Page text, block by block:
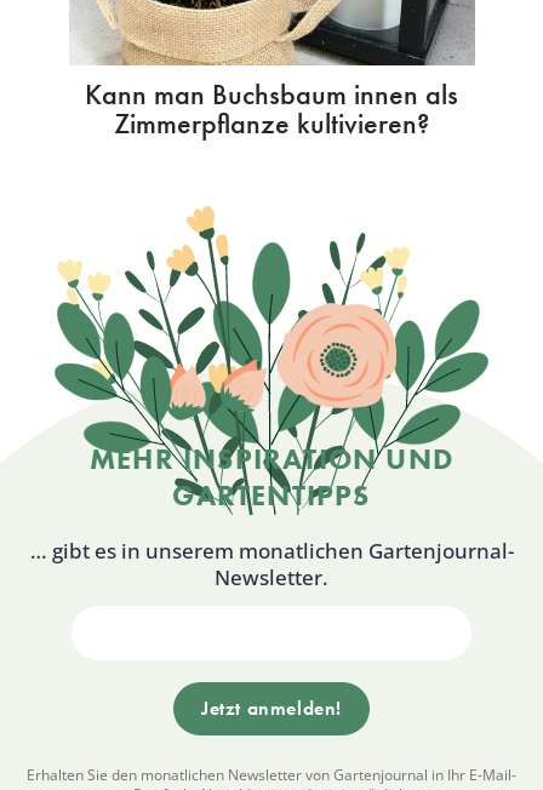
Kann man Buchsbaum innen als
Zimmerpflanze kultivieren?
MEHR INSPIRATION UND
GARTENTIPPS
… gibt es in unserem monatlichen Gartenjournal-
Newsletter.
Erhalten Sie den monatlichen Newsletter von Gartenjournal in Ihr E-Mail-